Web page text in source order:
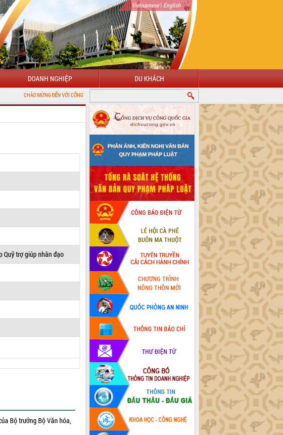
Vietnamese| English
DOANH NGHIỆP DU KHÁCH
MỪNG ĐẾN VỚI CỔNG THÔNG TIN ĐIỆN TỬ TỈNH ĐẮK LẮK
Quỹ trợ giúp nhân đạo
Bộ trưởng Bộ Văn hóa,